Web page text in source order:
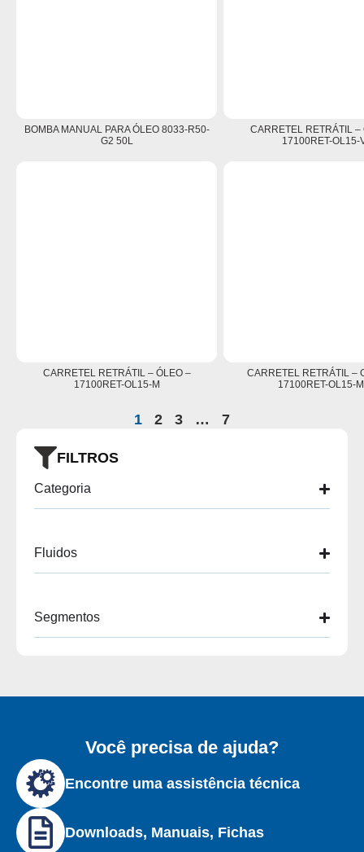
FILTROS
Categoria
Fluidos
Segmentos
BOMBA MANUAL PARA ÓLEO 8033-R50-
G2 50L
CARRETEL RETRÁTIL –
17100RET-OL15-
CARRETEL RETRÁTIL – ÓLEO –
17100RET-OL15-M
CARRETEL RETRÁTIL –
17100RET-OL15-
1 2 3 … 7
Você precisa de ajuda?
Encontre uma assistência técnica
Downloads, Manuais, Fichas